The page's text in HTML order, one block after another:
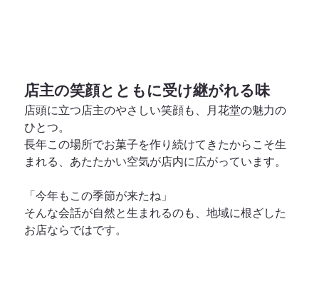
店主の笑顔とともに受け継がれる味
店頭に立つ店主のやさしい笑顔も、月花堂の魅力の
ひとつ。
長年この場所でお菓子を作り続けてきたからこそ生
まれる、あたたかい空気が店内に広がっています。
「今年もこの季節が来たね」
そんな会話が自然と生まれるのも、地域に根ざした
お店ならではです。